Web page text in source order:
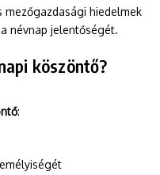
mezőgazdasági hiedelmek
névnap jelentőségét.
köszöntő?
: